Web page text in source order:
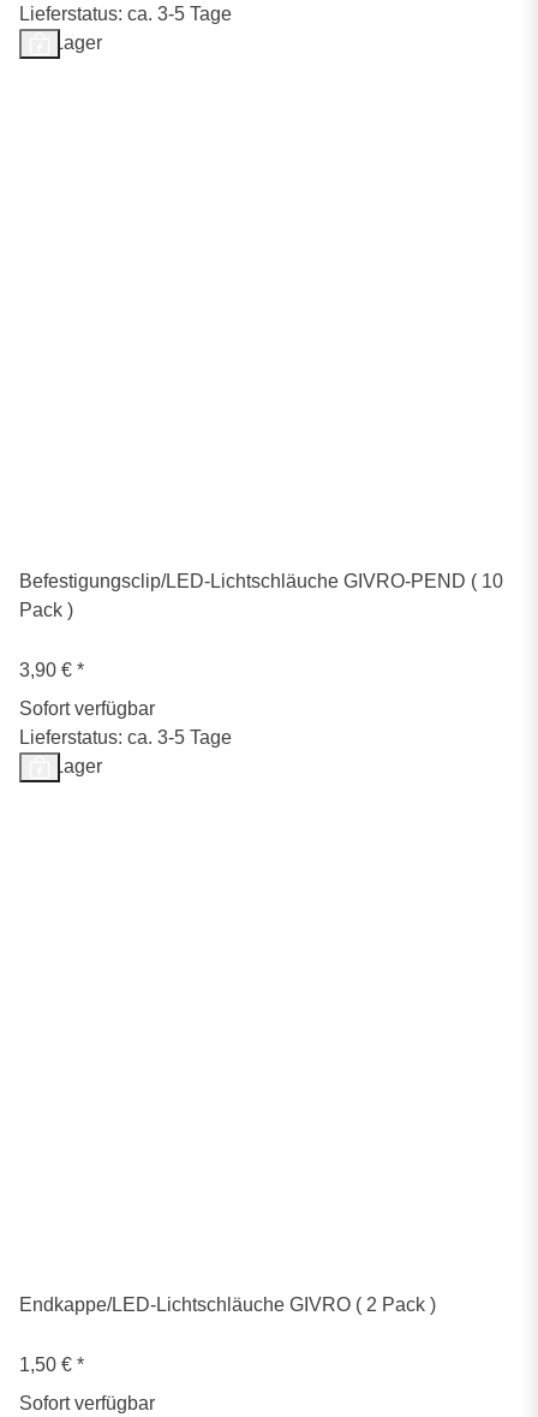
Lieferstatus: ca. 3-5 Tage
Auf Lager
Befestigungsclip/LED-Lichtschläuche GIVRO-PEND ( 10
Pack )
3,90 € *
Sofort verfügbar
Lieferstatus: ca. 3-5 Tage
Auf Lager
Endkappe/LED-Lichtschläuche GIVRO ( 2 Pack )
1,50 € *
Sofort verfügbar